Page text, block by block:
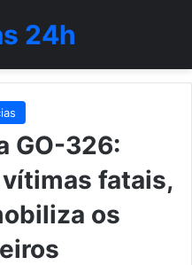
24h
GO-326:
fatais,
os